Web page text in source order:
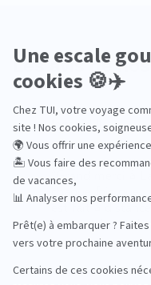
Les avis de
lensoid ll
Grand merci à
chaque fois que
est fait à
Laurent Luczak